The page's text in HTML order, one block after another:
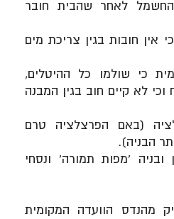
לאחר שהבית חובר
אין חובות בגין צריכת מים
כי שולמו כל ההיטלים,
וכי לא קיים חוב בגין המבנה
(באם הפרצלציה טרם
הבניה).
ובניה 'מפות תמורה' ונסחי
מהנדס הוועדה המקומית